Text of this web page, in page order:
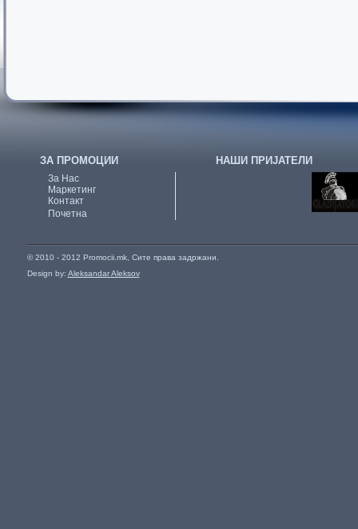
ЗА ПРОМОЦИИ
За Нас
Маркетинг
Контакт
Почетна
НАШИ ПРИЈАТЕЛИ
© 2010 - 2012 Promocii.mk, Сите права задржани.
Design by: Aleksandar Aleksov